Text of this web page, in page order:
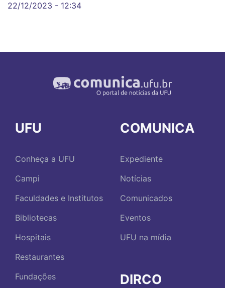
22/12/2023 - 12:34
UFU
Conheça a UFU
Campi
Faculdades e Institutos
Bibliotecas
Hospitais
Restaurantes
Fundações
COMUNICA
Expediente
Notícias
Comunicados
Eventos
UFU na mídia
DIRCO